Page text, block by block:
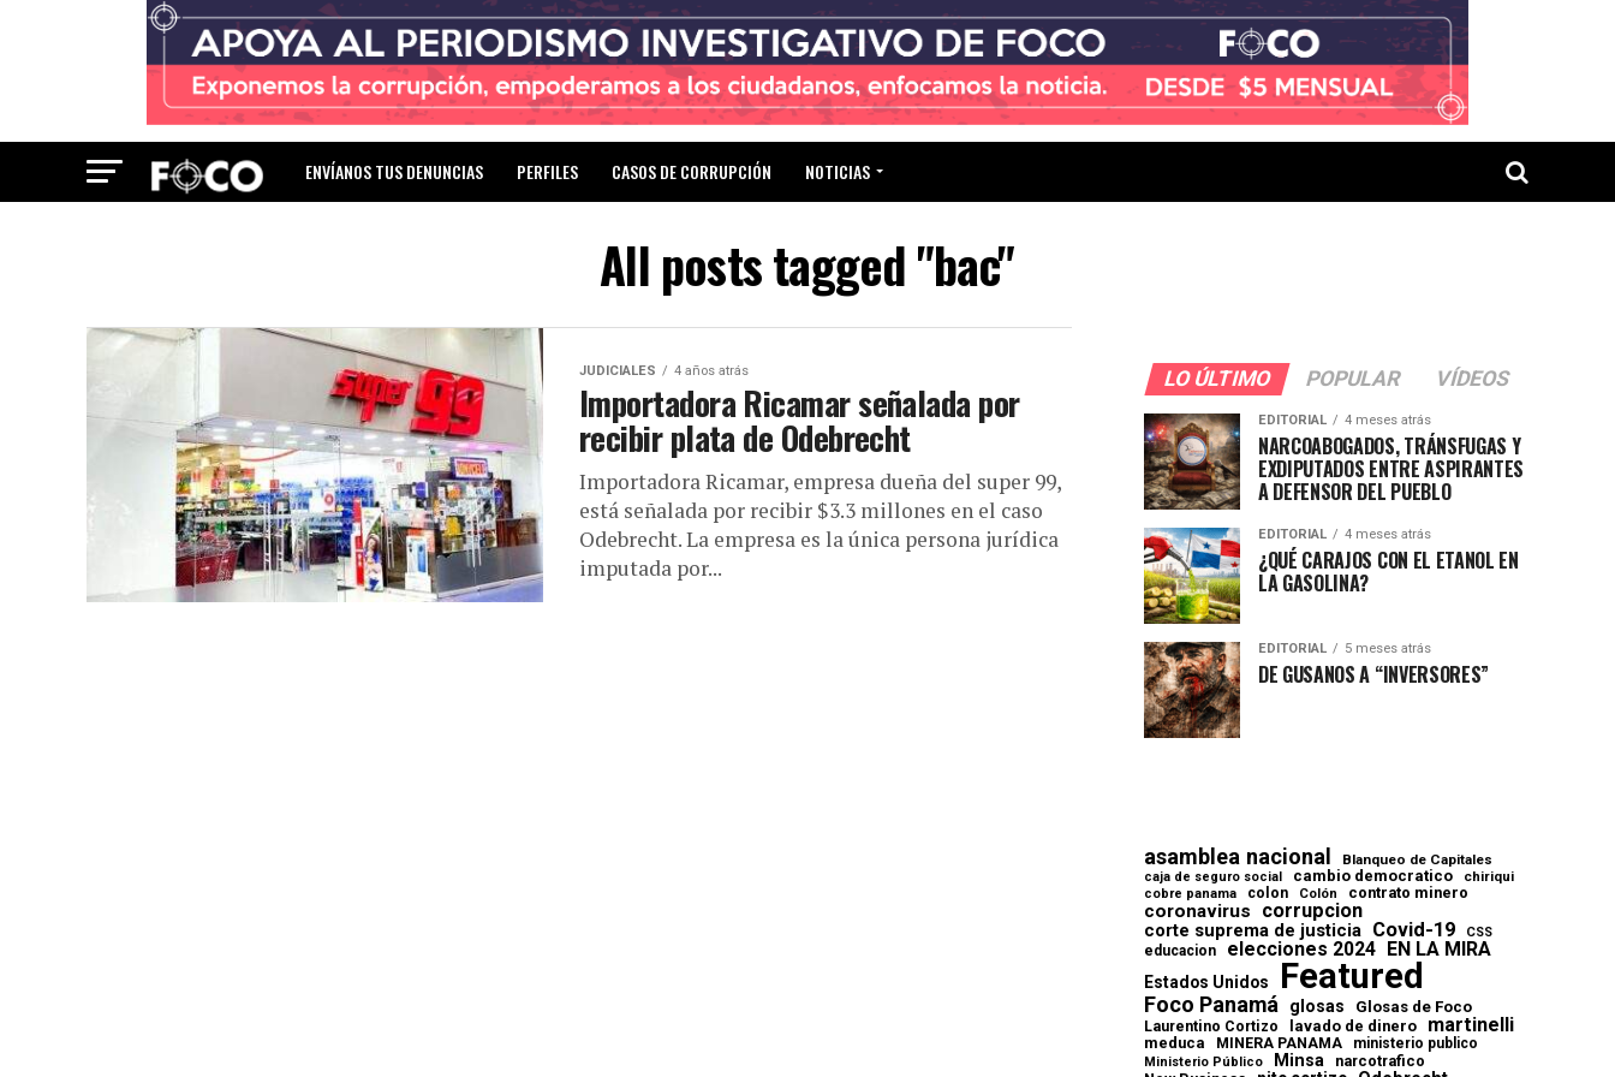
ENVÍANOS TUS DENUNCIAS PERFILES CASOS DE CORRUPCIÓN NOTICIAS
All posts tagged "bac"
JUDICIALES 4 años atrás
Importadora Ricamar señalada por
recibir plata de Odebrecht
Importadora Ricamar, empresa dueña del super 99,
está señalada por recibir $3.3 millones en el caso
Odebrecht. La empresa es la única persona jurídica
imputada por...
LO ÚLTIMO POPULAR VÍDEOS
EDITORIAL 4 meses atrás
NARCOABOGADOS, TRÁNSFUGAS Y
EXDIPUTADOS ENTRE ASPIRANTES
A DEFENSOR DEL PUEBLO
EDITORIAL 4 meses atrás
¿QUÉ CARAJOS CON EL ETANOL EN
LA GASOLINA?
EDITORIAL 5 meses atrás
DE GUSANOS A “INVERSORES”
asamblea nacional Blanqueo de Capitales
caja de seguro social cambio democratico chiriqui
cobre panama colon Colón contrato minero
coronavirus corrupcion
corte suprema de justicia Covid-19 CSS
educacion elecciones 2024 EN LA MIRA
Estados Unidos Featured
Foco Panamá glosas Glosas de Foco
Laurentino Cortizo lavado de dinero martinelli
meduca MINERA PANAMA ministerio publico
Ministerio Público Minsa
narcotrafico